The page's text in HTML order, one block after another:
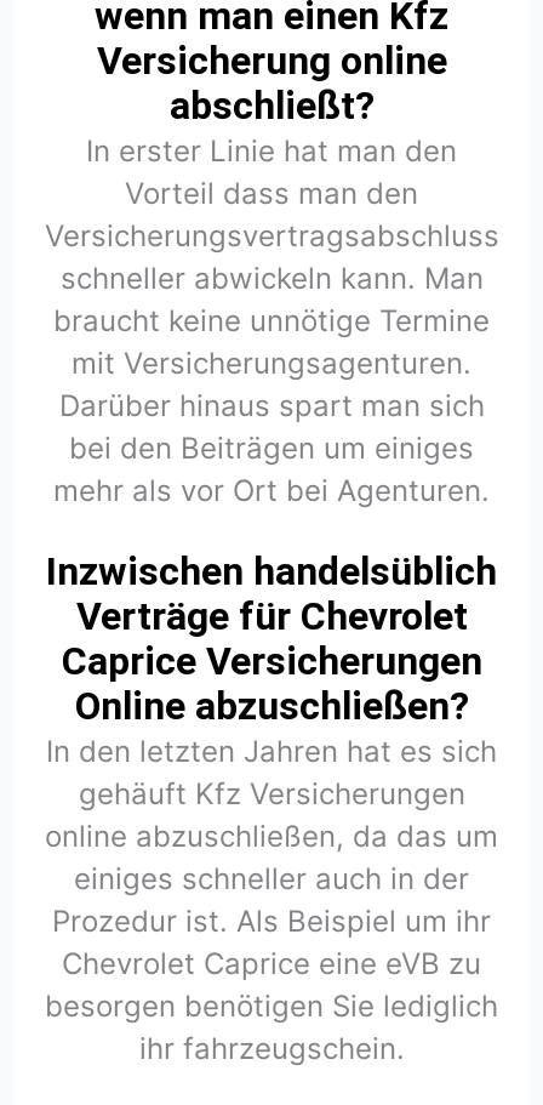
wenn man einen Kfz
Versicherung online
abschließt?
In erster Linie hat man den
Vorteil dass man den
Versicherungsvertragsabschluss
schneller abwickeln kann. Man
braucht keine unnötige Termine
mit Versicherungsagenturen.
Darüber hinaus spart man sich
bei den Beiträgen um einiges
mehr als vor Ort bei Agenturen.
Inzwischen handelsüblich
Verträge für Chevrolet
Caprice Versicherungen
Online abzuschließen?
In den letzten Jahren hat es sich
gehäuft Kfz Versicherungen
online abzuschließen, da das um
einiges schneller auch in der
Prozedur ist. Als Beispiel um ihr
Chevrolet Caprice eine eVB zu
besorgen benötigen Sie lediglich
ihr fahrzeugschein.